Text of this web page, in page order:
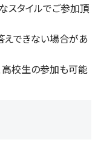
スタイルでご参加頂
できない場合があ
校生の参加も可能